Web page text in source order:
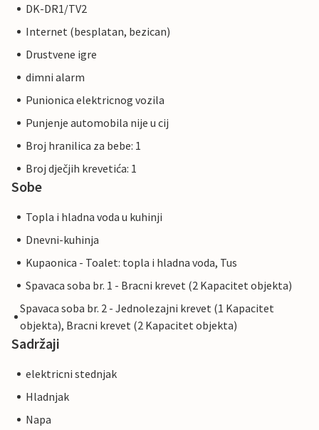
DK-DR1/TV2
Internet (besplatan, bezican)
Drustvene igre
dimni alarm
Punionica elektricnog vozila
Punjenje automobila nije u cij
Broj hranilica za bebe: 1
Broj dječjih krevetića: 1
Sobe
Topla i hladna voda u kuhinji
Dnevni-kuhinja
Kupaonica - Toalet: topla i hladna voda, Tus
Spavaca soba br. 1 - Bracni krevet (2 Kapacitet objekta)
Spavaca soba br. 2 - Jednolezajni krevet (1 Kapacitet
objekta), Bracni krevet (2 Kapacitet objekta)
Sadržaji
elektricni stednjak
Hladnjak
Napa